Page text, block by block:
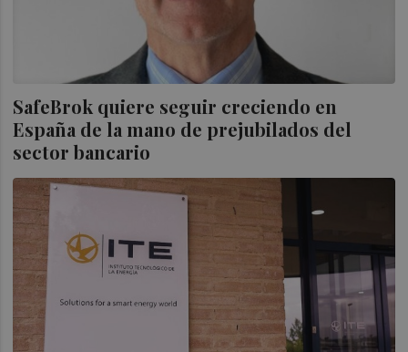
SafeBrok quiere seguir creciendo en
España de la mano de prejubilados del
sector bancario